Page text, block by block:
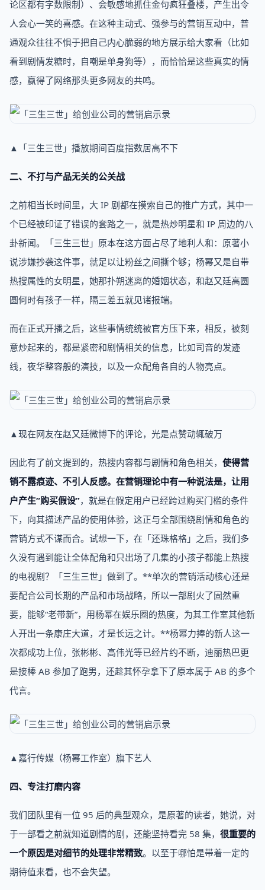
论区都有字数限制）、会敏感地抓住金句疯狂叠楼，产生出令
人会心一笑的喜感。在这种主动式、强参与的营销互动中，普
通观众往往不惧于把自己内心脆弱的地方展示给大家看（比如
看到剧情发糖时，自嘲是单身狗等），而恰恰是这些真实的情
感，赢得了网络那头更多网友的共鸣。
▲「三生三世」播放期间百度指数居高不下
二、不打与产品无关的公关战
之前相当长时间里，大 IP 剧都在摸索自己的推广方式，其中一
个已经被印证了错误的套路之一，就是热炒明星和 IP 周边的八
卦新闻。「三生三世」原本在这方面占尽了地利人和：原著小
说涉嫌抄袭这件事，就足以让粉丝之间撕个够；杨幂又是自带
热搜属性的女明星，她那扑朔迷离的婚姻状态，和赵又廷高圆
圆何时有孩子一样，隔三差五就见诸报端。
而在正式开播之后，这些事情统统被官方压下来，相反，被刻
意炒起来的，都是紧密和剧情相关的信息，比如司音的发迹
线，夜华整容般的演技，以及一众配角各自的人物亮点。
▲现在网友在赵又廷微博下的评论，光是点赞动辄破万
因此有了前文提到的，热搜内容都与剧情和角色相关， 使得营
销不露痕迹、不引人反感。在营销理论中有一种说法是，让用
户产生“购买假设”，就是在假定用户已经跨过购买门槛的条件
下，向其描述产品的使用体验，这正与全部围绕剧情和角色的
营销方式不谋而合。试想一下，在「还珠格格」之后，我们多
久没有遇到能让全体配角和只出场了几集的小孩子都能上热搜
的电视剧？「三生三世」做到了。**单次的营销活动核心还是
要配合公司长期的产品和市场战略，所以一部剧火了固然重
要，能够“老带新”，用杨幂在娱乐圈的热度，为其工作室其他新
人开出一条康庄大道，才是长远之计。**杨幂力捧的新人这一
次都成功上位，张彬彬、高伟光等已经片约不断，迪丽热巴更
是接棒 AB 参加了跑男，还趁其怀孕拿下了原本属于 AB 的多个
代言。
▲嘉行传媒（杨幂工作室）旗下艺人
四、专注打磨内容
我们团队里有一位 95 后的典型观众，是原著的读者，她说，对
于一部看之前就知道剧情的剧，还能坚持看完 58 集， 很重要的
一个原因是对细节的处理非常精致。以至于哪怕是带着一定的
期待值来看，也不会失望。